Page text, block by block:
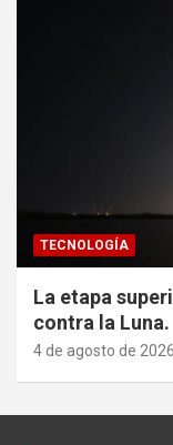
TECNOLOGÍA
La etapa
contra la Luna.
4 de agosto de 2026